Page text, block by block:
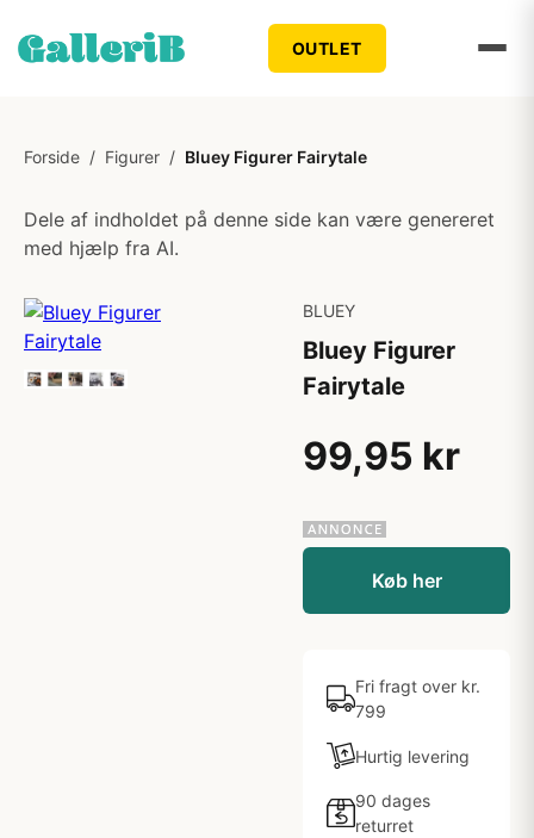
OUTLET
Forside / Figurer / Bluey Figurer Fairytale
Dele af indholdet på denne side kan være genereret
med hjælp fra AI.
BLUEY
Bluey Figurer
Fairytale
99,95 kr
Køb her
Fri fragt over kr.
799
Hurtig levering
90 dages
returret